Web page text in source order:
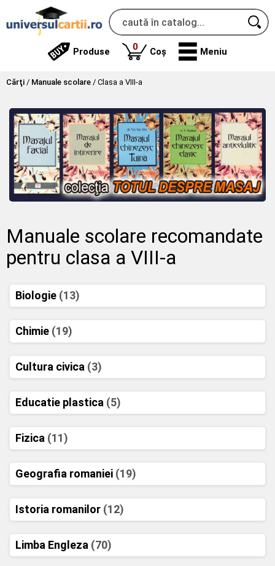
Produse 0produse
Coș Meniu
Cărţi / Manuale scolare / Clasa a VIII-a
Manuale scolare recomandate
pentru clasa a VIII-a
Biologie (13)
Chimie (19)
Cultura civica (3)
Educatie plastica (5)
Fizica (11)
Geografia romaniei (19)
Istoria romanilor (12)
Limba Engleza (70)